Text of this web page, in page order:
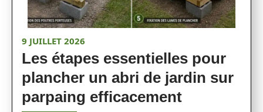
9 JUILLET 2026
Les étapes essentielles pour
plancher un abri de jardin sur
parpaing efficacement